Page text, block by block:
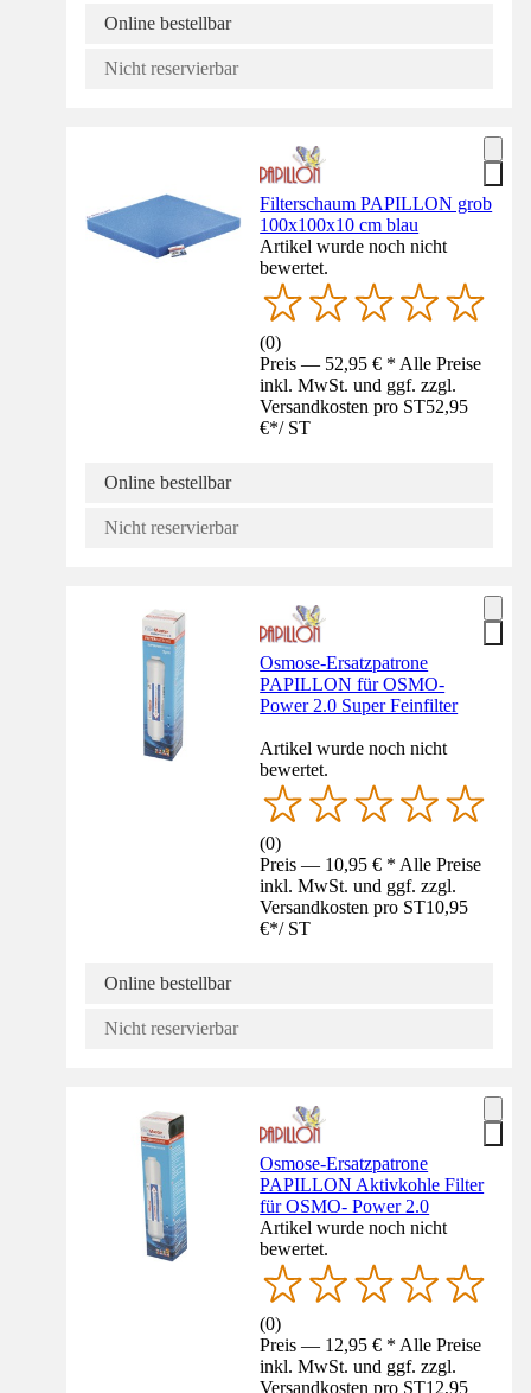
Online bestellbar
Nicht reservierbar
Filterschaum PAPILLON grob
100x100x10 cm blau
Artikel wurde noch nicht
bewertet.
(0)
Preis — 52,95 € * Alle Preise
inkl. MwSt. und ggf. zzgl.
Versandkosten pro ST52,95
€*/ ST
Online bestellbar
Nicht reservierbar
Osmose-Ersatzpatrone
PAPILLON für OSMO-
Power 2.0 Super Feinfilter
Artikel wurde noch nicht
bewertet.
(0)
Preis — 10,95 € * Alle Preise
inkl. MwSt. und ggf. zzgl.
Versandkosten pro ST10,95
€*/ ST
Online bestellbar
Nicht reservierbar
Osmose-Ersatzpatrone
PAPILLON Aktivkohle Filter
für OSMO- Power 2.0
Artikel wurde noch nicht
bewertet.
(0)
Preis — 12,95 € * Alle Preise
inkl. MwSt. und ggf. zzgl.
Versandkosten pro ST12,95